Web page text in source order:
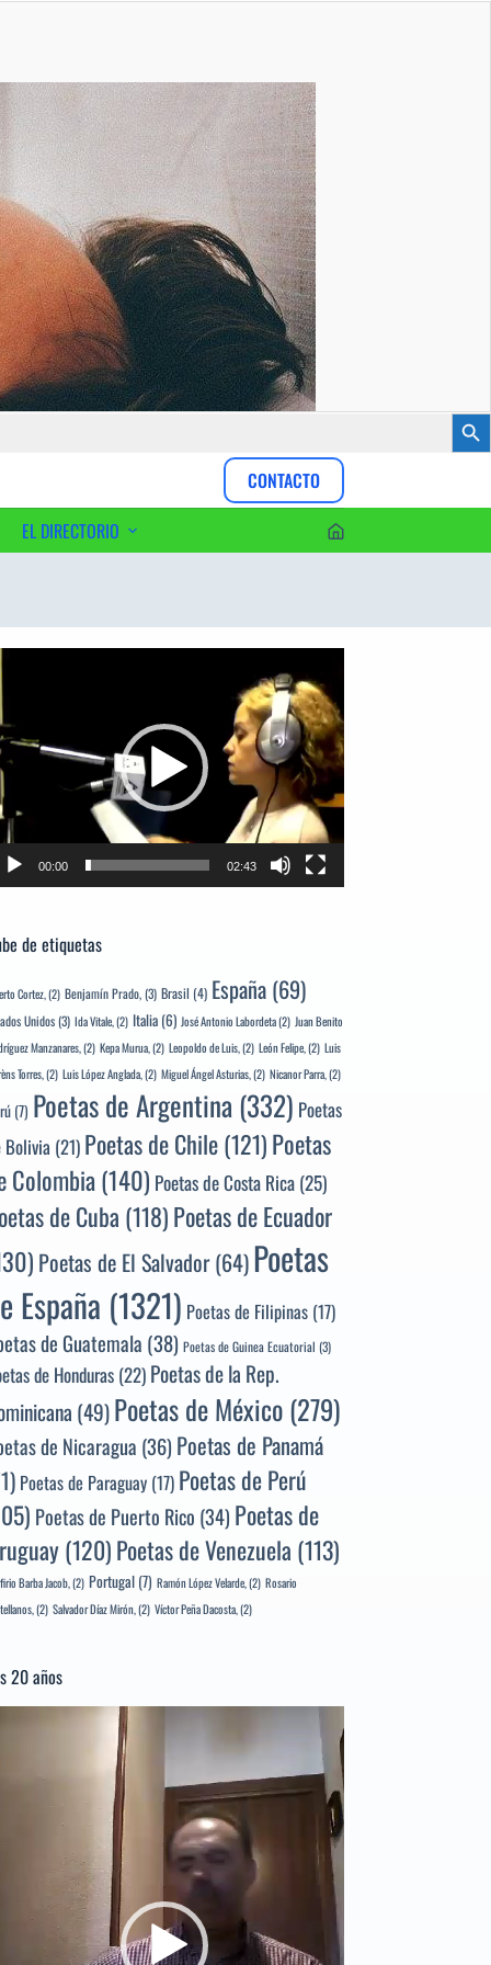
CONTACTO
EL DIRECTORIO
00:00 02:43
de etiquetas
Cortez,(2) Benjamín Prado,(3) Brasil (4) España (69)
Unidos(3) Ida Vitale,(2) Italia (6) José Antonio Labordeta(2) Juan Benito
Manzanares,(2) Kepa Murua,(2) Leopoldo de Luis,(2) León Felipe,(2) Luis
Torres,(2) Luis López Anglada,(2) Miguel Ángel Asturias,(2) Nicanor Parra,(2)
(7) Poetas de Argentina(332) Poetas
Bolivia(21) Poetas de Chile(121)Poetas
Colombia(140) Poetas de Costa Rica(25)
de Cuba (118)Poetas de Ecuador
Poetas de El Salvador(64)Poetas
España (1321) Poetas de Filipinas (17)
de Guatemala (38) Poetas de Guinea Ecuatorial (3)
de Honduras(22) Poetas de la Rep.
(49)Poetas de México(279)
de Nicaragua (36) Poetas de Panamá
Poetas de Paraguay (17) Poetas de Perú
Poetas de Puerto Rico (34) Poetas de
(120)Poetas de Venezuela (113)
Barba Jacob,(2) Portugal (7) Ramón López Velarde,(2) Rosario
(2) Salvador Díaz Mirón,(2) Víctor Peña Dacosta,(2)
20 años